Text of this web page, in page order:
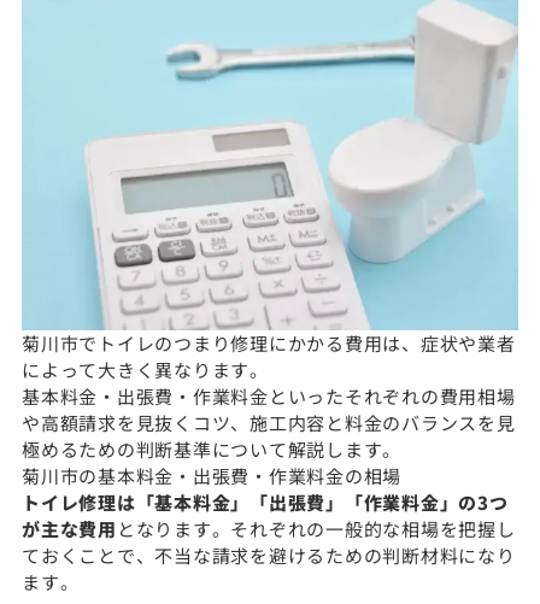
菊川市でトイレのつまり修理にかかる費用は、症状や業者
によって大きく異なります。
基本料金・出張費・作業料金といったそれぞれの費用相場
や高額請求を見抜くコツ、施工内容と料金のバランスを見
極めるための判断基準について解説します。
菊川市の基本料金・出張費・作業料金の相場
トイレ修理は「基本料金」「出張費」「作業料金」の3つ
が主な費用 となります。それぞれの一般的な相場を把握し
ておくことで、不当な請求を避けるための判断材料になり
ます。